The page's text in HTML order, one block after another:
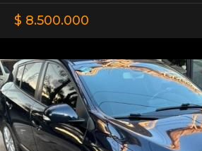
$ 8.500.000